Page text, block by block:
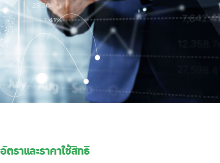
อัตราและราคาใช้สิทธิ